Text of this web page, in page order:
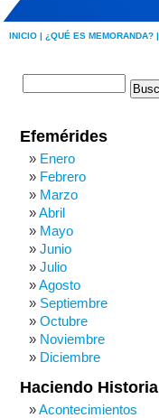
INICIO | ¿QUÉ ES MEMORANDA? |
Efemérides
Enero
Febrero
Marzo
Abril
Mayo
Junio
Julio
Agosto
Septiembre
Octubre
Noviembre
Diciembre
Haciendo Historia
Acontecimientos